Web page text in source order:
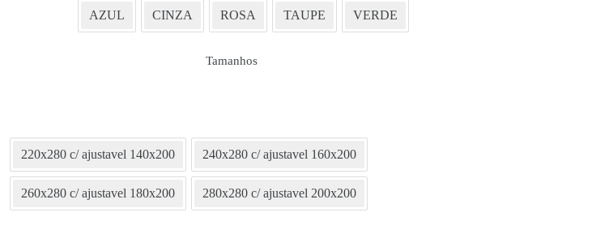
AZUL CINZA ROSA TAUPE VERDE
Tamanhos
220x280 c/ ajustavel 140x200 240x280 c/ ajustavel 160x200
260x280 c/ ajustavel 180x200 280x280 c/ ajustavel 200x200